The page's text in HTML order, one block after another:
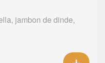
jambon de dinde,